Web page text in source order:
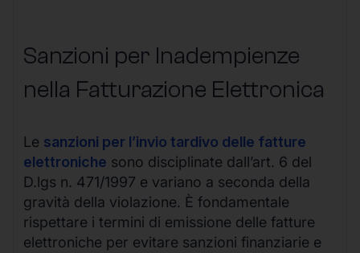
Sanzioni per Inadempienze
nella Fatturazione Elettronica
Le sanzioni per l’invio tardivo delle fatture
elettroniche sono disciplinate dall’art. 6 del
D.lgs n. 471/1997 e variano a seconda della
gravità della violazione. È fondamentale
rispettare i termini di emissione delle fatture
elettroniche per evitare sanzioni finanziarie e